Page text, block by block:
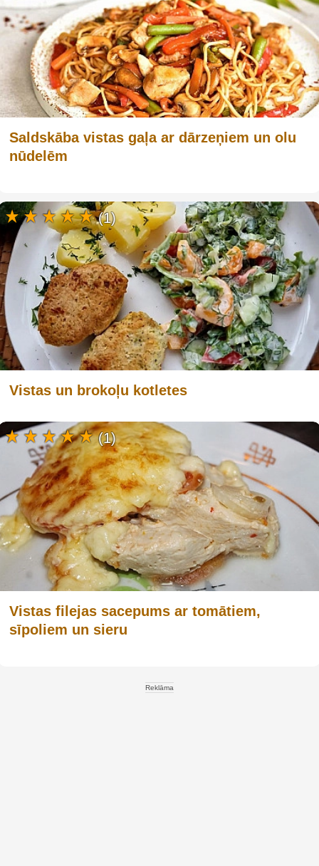
Saldskāba vistas gaļa ar dārzeņiem un olu
nūdelēm
Vistas un brokoļu kotletes
(1)
Vistas filejas sacepums ar tomātiem,
sīpoliem un sieru
(1)
Reklāma